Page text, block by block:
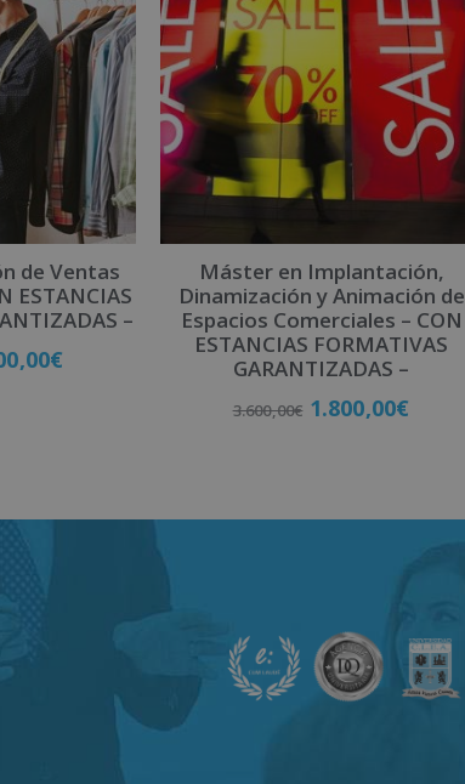
de Ventas
ESTANCIAS
–
€
Máster en Implantación,
Dinamización y Animación de
Espacios Comerciales – CON
ESTANCIAS FORMATIVAS
GARANTIZADAS –
3.600,00€ 1.800,00€